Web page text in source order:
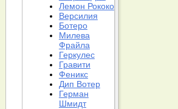
Лемон Рококо
Версилия
Ботеро
Милева
Фрайла
Геркулес
Гравити
Феникс
Дип Вотер
Герман
Шмидт